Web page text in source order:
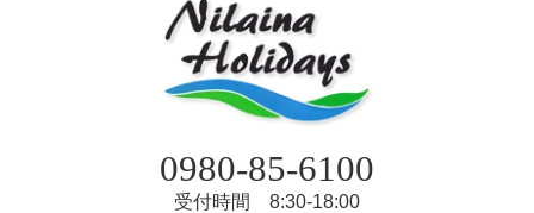
0980-85-6100
受付時間 8:30-18:00